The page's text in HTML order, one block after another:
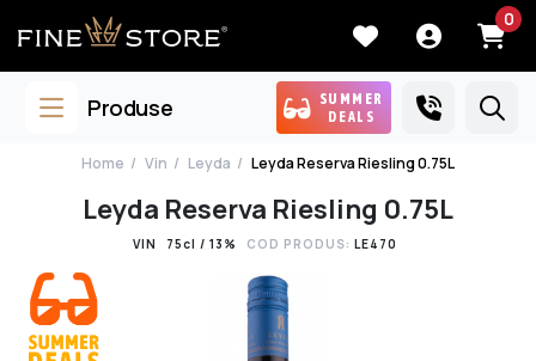
0
Produse
SUMMER
DEALS
Home Vin Leyda Leyda Reserva Riesling 0.75L
Leyda Reserva Riesling 0.75L
VIN 75cl / 13% COD PRODUS: LE470